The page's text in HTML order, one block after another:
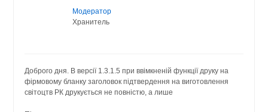
Модератор
Хранитель
Доброго дня. В версії 1.3.1.5 при ввімкненій функції друку на
фірмовому бланку заголовок підтвердення на виготовлення
світоцтв РК друкується не повністю, а лише